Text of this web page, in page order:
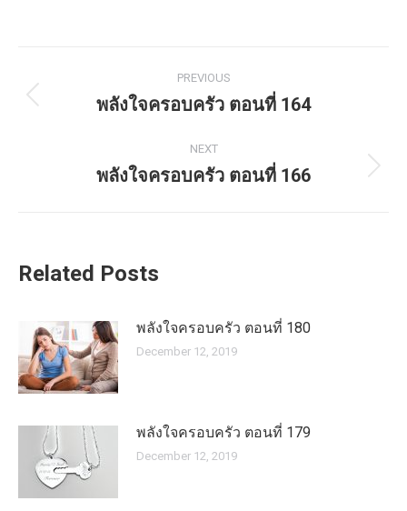
navigation
PREVIOUS
Previous
พลังใจครอบครัว ตอนที่ 164
NEXT
Next
พลังใจครอบครัว ตอนที่ 166
Related Posts
พลังใจครอบครัว ตอนที่ 180
December 12, 2019
พลังใจครอบครัว ตอนที่ 179
December 12, 2019